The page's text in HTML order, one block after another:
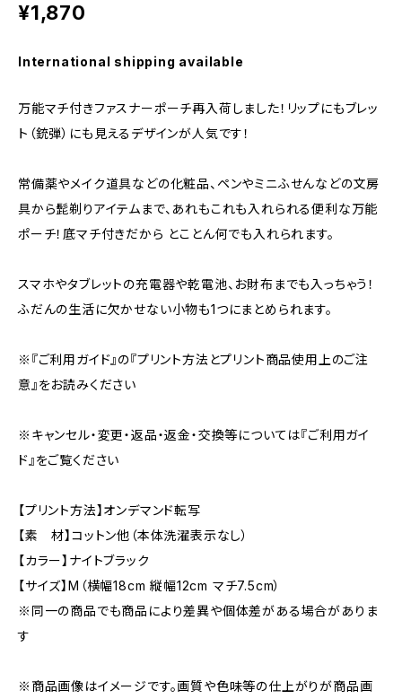
¥1,870
International shipping available
万能マチ付きファスナーポーチ再入荷しました！リップにもブレッ
ト（銃弾）にも見えるデザインが人気です！
常備薬やメイク道具などの化粧品、ペンやミニふせんなどの文房
具から髭剃りアイテムまで、あれもこれも入れられる便利な万能
ポーチ！底マチ付きだから とことん何でも入れられます。
スマホやタブレットの充電器や乾電池、お財布までも入っちゃう！
ふだんの生活に欠かせない小物も1つにまとめられます。
※『ご利用ガイド』の『プリント方法とプリント商品使用上のご注
意』をお読みください
※キャンセル・変更・返品・返金・交換等については『ご利用ガイ
ド』をご覧ください
【プリント方法】オンデマンド転写
【素 材】コットン他（本体洗濯表示なし）
【カラー】ナイトブラック
【サイズ】M（横幅18cm 縦幅12cm マチ7.5cm）
※同一の商品でも商品により差異や個体差がある場合がありま
す
※商品画像はイメージです。画質や色味等の仕上がりが商品画